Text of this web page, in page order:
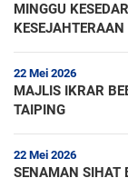
MINGGU
22 Mei 2026
MAJLIS IKRAR
TAIPING
22 Mei 2026
SENAMAN SIHAT